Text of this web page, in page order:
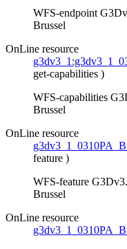
WFS-endpoint
Brussel
OnLine resource
get-capabilities )
WFS-capabilities
Brussel
OnLine resource
feature )
WFS-feature
Brussel
OnLine resource